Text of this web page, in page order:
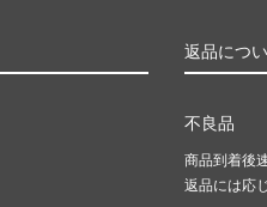
返品につ
不良品
商品到着後
返品には応